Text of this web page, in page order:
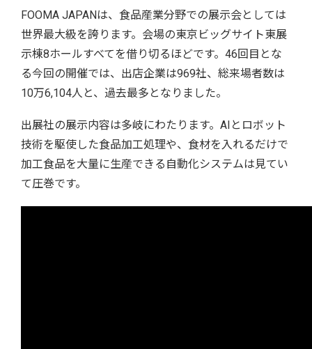
FOOMA JAPANは、食品産業分野での展示会としては
世界最大級を誇ります。会場の東京ビッグサイト東展
示棟8ホールすべてを借り切るほどです。46回目とな
る今回の開催では、出店企業は969社、総来場者数は
10万6,104人と、過去最多となりました。
出展社の展示内容は多岐にわたります。AIとロボット
技術を駆使した食品加工処理や、食材を入れるだけで
加工食品を大量に生産できる自動化システムは見てい
て圧巻です。